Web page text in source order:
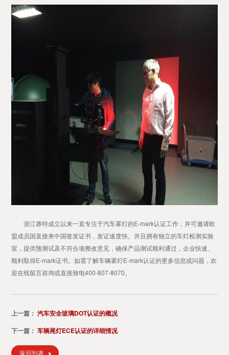
浙江赛特成立以来一直专注于汽车雾灯的E-mark认证工作，并可邀请欧
盟成员国直接来中国签发证书，发证速度快。并且拥有独立的车灯检测实验
室，提供预测试及不符合项整改意见，确保产品测试顺利通过，企业快速、
顺利取得E-mark证书。如需了解车辆雾灯E-mark认证的更多信息或问题，欢
迎在线留言咨询或直接致电400-807-8070。
上一篇：汽车安全玻璃DOT认证的概况
下一篇：车辆尾灯ECE认证的详细情况
返回列表